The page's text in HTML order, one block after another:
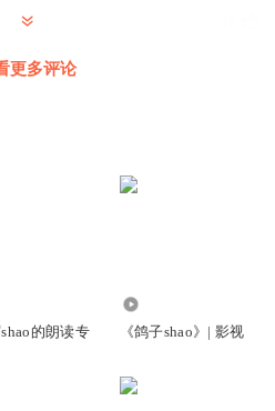
: 对啊！自己摔倒还能怪辽宁！这不是带
病了！PS：赵岩昊真没您说的那么
人家怎么没入选过，不懂就别瞎说
天会不会有更新，果然一打开就更
更多评论
的朗读专
《鸽子shao》| 影视